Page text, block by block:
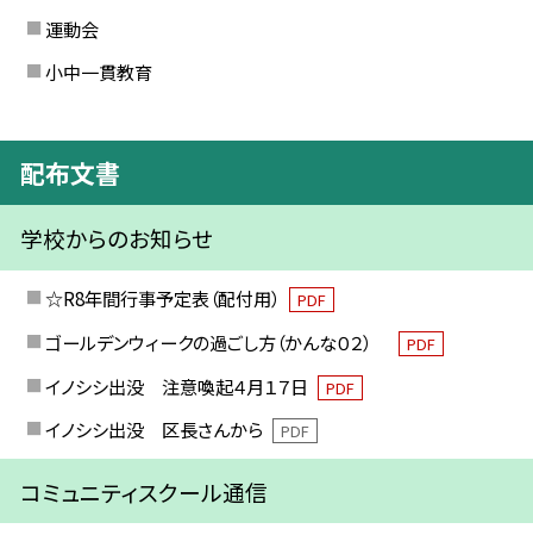
運動会
小中一貫教育
配布文書
学校からのお知らせ
☆R8年間行事予定表（配付用） PDF
ゴールデンウィークの過ごし方（かんな０２） PDF
イノシシ出没 注意喚起４月１７日 PDF
イノシシ出没 区長さんから PDF
コミュニティスクール通信